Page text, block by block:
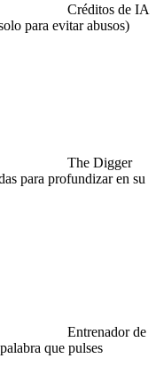
Créditos de IA
para evitar abusos)
The Digger
para profundizar en su
Entrenador de
que pulses